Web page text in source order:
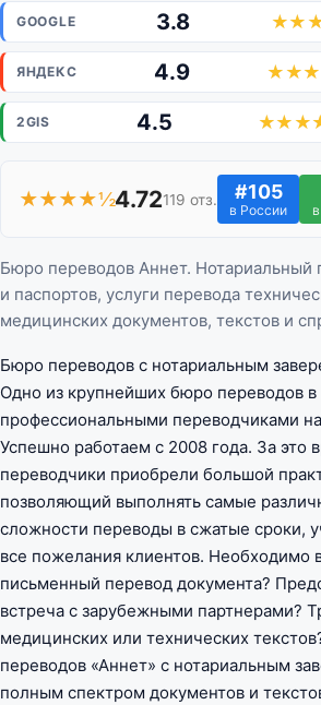
GOOGLE 3.8
ЯНДЕКС 4.9
2GIS 4.5
★★★★½4.72119 отз. #105
в России
Бюро переводов Аннет. Нотариальный
и паспортов, услуги перевода
медицинских документов, текстов и
Бюро переводов с нотариальным
Одно из крупнейших бюро переводов в
профессиональными переводчиками
Успешно работаем с 2008 года. За это
переводчики приобрели большой
позволяющий выполнять самые
сложности переводы в сжатые сроки,
все пожелания клиентов. Необходимо
письменный перевод документа?
встреча с зарубежными партнерами?
медицинских или технических
переводов «Аннет» с нотариальным
полным спектром документов и